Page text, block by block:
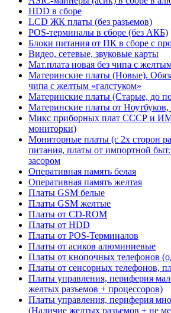
HDD в сборе
LCD ЖК платы (без разъемов)
POS-терминалы в сборе (без АКБ)
Блоки питания от ПК в сборе с
Видео, сетевые, звуковые карты
Мат.плата новая без чипа с
Материнские платы (Новые).
чипа с желтым «галстуком»
Материнские платы (Старые, до
Материнские платы от Ноутбуков,
Микс приборных плат СССР и
мониторки)
Мониторные платы (с 2х сторон
питания, платы от импортной
засором
Оперативная память белая
Оперативная память желтая
Платы GSM белые
Платы GSM желтые
Платы от CD-ROM
Платы от HDD
Платы от POS-Терминалов
Платы от асиков алюминиевые
Платы от кнопочных телефонов
Платы от сенсорных телефонов,
Платы управления, периферия
желтых разъемов + процессоров)
Платы управления, периферия
(Наличие желтых разъемов + не